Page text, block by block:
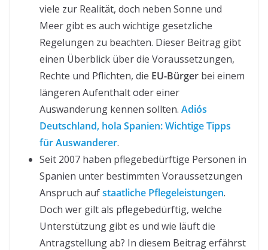
viele zur Realität, doch neben Sonne und
Meer gibt es auch wichtige gesetzliche
Regelungen zu beachten. Dieser Beitrag gibt
einen Überblick über die Voraussetzungen,
Rechte und Pflichten, die EU-Bürger bei einem
längeren Aufenthalt oder einer
Auswanderung kennen sollten. Adiós
Deutschland, hola Spanien: Wichtige Tipps
für Auswanderer.
Seit 2007 haben pflegebedürftige Personen in
Spanien unter bestimmten Voraussetzungen
Anspruch aufstaatliche Pflegeleistungen.
Doch wer gilt als pflegebedürftig, welche
Unterstützung gibt es und wie läuft die
Antragstellung ab? In diesem Beitrag erfährst